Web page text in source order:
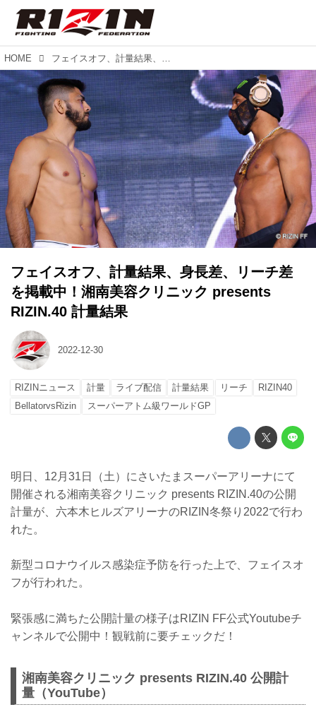
HOME フェイスオフ、計量結果、身長差、リーチ差を掲載中！湘南美容クリニック presents RIZIN.40 計量結果
フェイスオフ、計量結果、身長差、リーチ差
を掲載中！湘南美容クリニック presents
RIZIN.40 計量結果
2022-12-30
RIZINニュース 計量 ライブ配信 計量結果 リーチ
RIZIN40
BellatorvsRizin
スーパーアトム級ワールドGP
明日、12月31日（土）にさいたまスーパーアリーナにて
開催される湘南美容クリニック presents RIZIN.40の公開
計量が、六本木ヒルズアリーナのRIZIN冬祭り2022で行わ
れた。
新型コロナウイルス感染症予防を行った上で、フェイスオ
フが行われた。
緊張感に満ちた公開計量の様子はRIZIN FF公式Youtubeチ
ャンネルで公開中！観戦前に要チェックだ！
湘南美容クリニック presents RIZIN.40 公開計
量（YouTube）